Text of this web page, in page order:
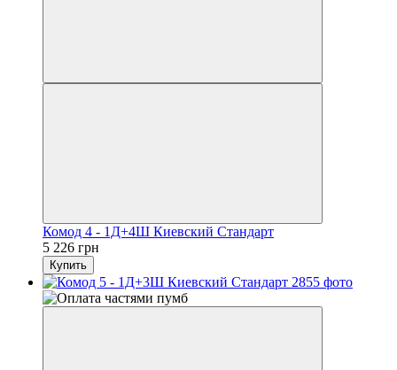
Комод 4 - 1Д+4Ш Киевский Стандарт
5 226 грн
Купить